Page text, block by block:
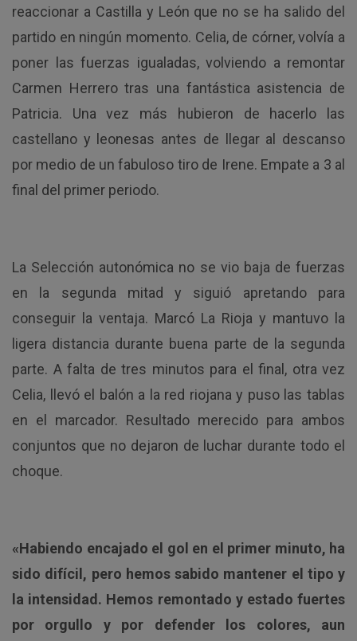
reaccionar a Castilla y León que no se ha salido del
partido en ningún momento. Celia, de córner, volvía a
poner las fuerzas igualadas, volviendo a remontar
Carmen Herrero tras una fantástica asistencia de
Patricia. Una vez más hubieron de hacerlo las
castellano y leonesas antes de llegar al descanso
por medio de un fabuloso tiro de Irene. Empate a 3 al
final del primer periodo.
La Selección autonómica no se vio baja de fuerzas
en la segunda mitad y siguió apretando para
conseguir la ventaja. Marcó La Rioja y mantuvo la
ligera distancia durante buena parte de la segunda
parte. A falta de tres minutos para el final, otra vez
Celia, llevó el balón a la red riojana y puso las tablas
en el marcador. Resultado merecido para ambos
conjuntos que no dejaron de luchar durante todo el
choque.
«Habiendo encajado el gol en el primer minuto, ha
sido difícil, pero hemos sabido mantener el tipo y
la intensidad. Hemos remontado y estado fuertes
por orgullo y por defender los colores, aun